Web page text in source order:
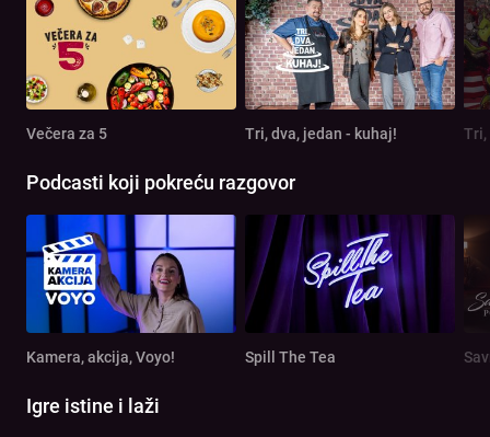
Večera za 5 Tri, dva, jedan - kuhaj! Tri,
Podcasti koji pokreću razgovor
Kamera, akcija, Voyo! Spill The Tea
Igre istine i laži